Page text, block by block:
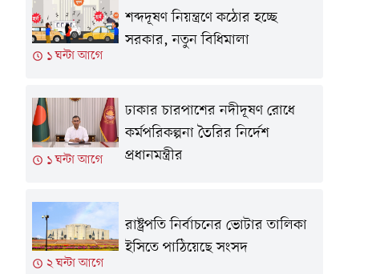
১ ঘন্টা আগে
শব্দদূষণ নিয়ন্ত্রণে কঠোর হচ্ছে
সরকার, নতুন বিধিমালা
১ ঘন্টা আগে
ঢাকার চারপাশের নদীদূষণ রোধে
কর্মপরিকল্পনা তৈরির নির্দেশ
প্রধানমন্ত্রীর
২ ঘন্টা আগে
রাষ্ট্রপতি নির্বাচনের ভোটার তালিকা
ইসিতে পাঠিয়েছে সংসদ